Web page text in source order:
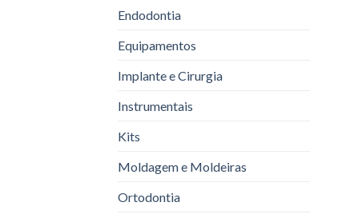
Endodontia
Equipamentos
Implante e Cirurgia
Instrumentais
Kits
Moldagem e Moldeiras
Ortodontia